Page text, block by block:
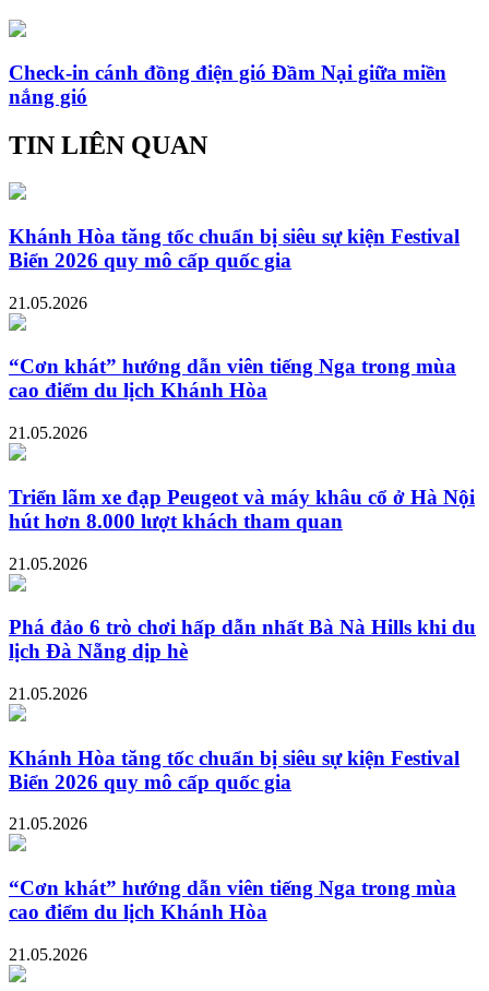
Check-in cánh đồng điện gió Đầm Nại giữa miền
nắng gió
TIN LIÊN QUAN
Khánh Hòa tăng tốc chuẩn bị siêu sự kiện Festival
Biển 2026 quy mô cấp quốc gia
21.05.2026
“Cơn khát” hướng dẫn viên tiếng Nga trong mùa
cao điểm du lịch Khánh Hòa
21.05.2026
Triển lãm xe đạp Peugeot và máy khâu cổ ở Hà Nội
hút hơn 8.000 lượt khách tham quan
21.05.2026
Phá đảo 6 trò chơi hấp dẫn nhất Bà Nà Hills khi du
lịch Đà Nẵng dịp hè
21.05.2026
Khánh Hòa tăng tốc chuẩn bị siêu sự kiện Festival
Biển 2026 quy mô cấp quốc gia
21.05.2026
“Cơn khát” hướng dẫn viên tiếng Nga trong mùa
cao điểm du lịch Khánh Hòa
21.05.2026